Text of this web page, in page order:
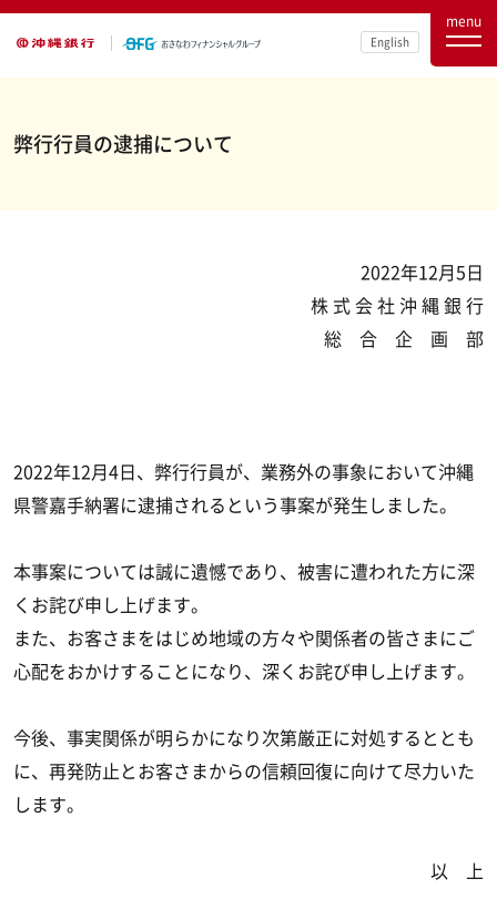
English
menu
弊行行員の逮捕について
2022年12月5日
株 式 会 社 沖 縄 銀 行
総 合 企 画 部
2022年12月4日、弊行行員が、業務外の事象において沖縄
県警嘉手納署に逮捕されるという事案が発生しました。
本事案については誠に遺憾であり、被害に遭われた方に深
くお詫び申し上げます。
また、お客さまをはじめ地域の方々や関係者の皆さまにご
心配をおかけすることになり、深くお詫び申し上げます。
今後、事実関係が明らかになり次第厳正に対処するととも
に、再発防止とお客さまからの信頼回復に向けて尽力いた
します。
以 上